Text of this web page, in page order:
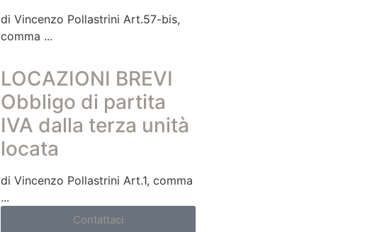
di Vincenzo Pollastrini Art.57-bis,
comma
LOCAZIONI BREVI
Obbligo di partita
IVA dalla terza unità
locata
di Vincenzo Pollastrini Art.1, comma
Contattaci